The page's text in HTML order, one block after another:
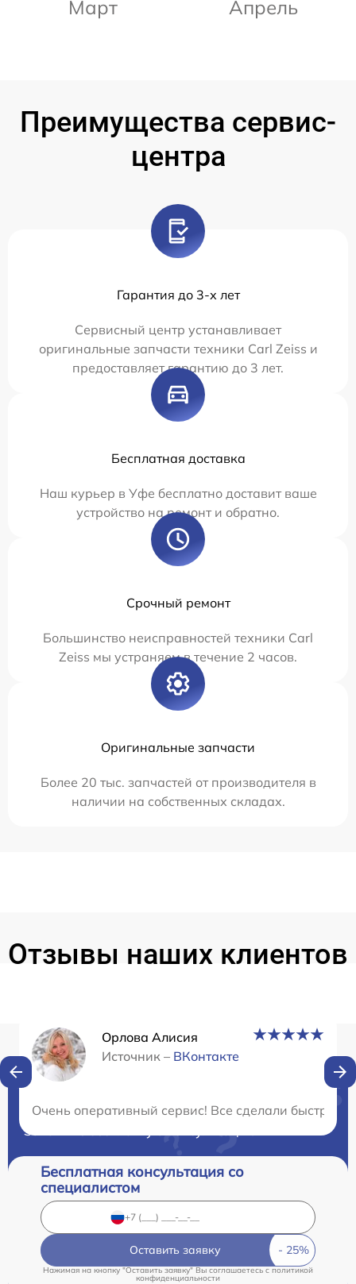
Март Апрель
Преимущества сервис-
центра
Гарантия до 3-х лет
Сервисный центр устанавливает
оригинальные запчасти техники Carl Zeiss и
предоставляет гарантию до 3 лет.
Бесплатная доставка
Наш курьер в Уфе бесплатно доставит ваше
устройство на ремонт и обратно.
Срочный ремонт
Большинство неисправностей техники Carl
Zeiss мы устраняем в течение 2 часов.
Оригинальные запчасти
Более 20 тыс. запчастей от производителя в
наличии на собственных складах.
Отзывы наших клиентов
Орлова Алисия
Источник – ВКонтакте
Очень оперативный сервис! Все сделали быстро
Нужна консультация?
Закажите бесплатную консультацию
Бесплатная консультация со
специалистом
Оставить заявку
Нажимая на кнопку "Оставить заявку" Вы соглашаетесь cполитикой
конфиденциальности